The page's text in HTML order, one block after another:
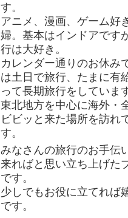
す。
アニメ、漫画、ゲーム好
婦。基本はインドアです
行は大好き。
カレンダー通りのお休み
は土日で旅行、たまに有
って長期旅行をしていま
東北地方を中心に海外・
ビビッと来た場所を訪れ
す。
みなさんの旅行のお手伝
来ればと思い立ち上げた
です。
少しでもお役に立てれば
です。